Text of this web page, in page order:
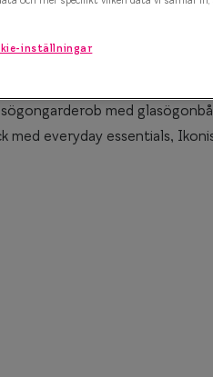
Summer Collection
på en bred och varierad mix
med
med everyday essentials,
inställningar